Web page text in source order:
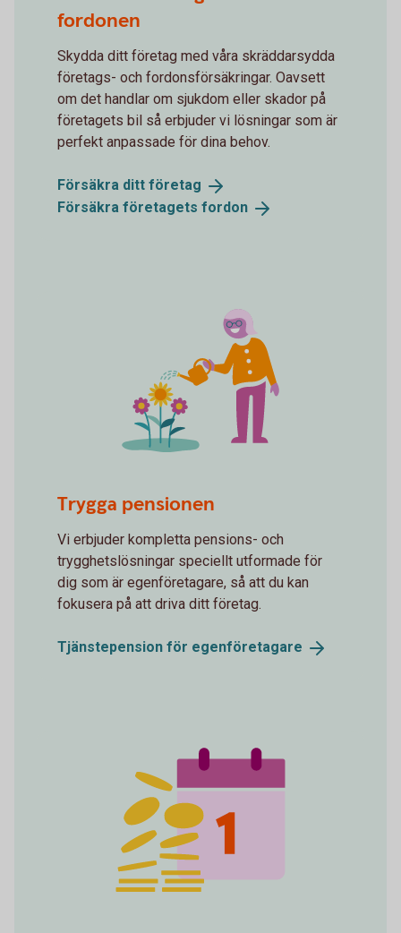
fordonen
Skydda ditt företag med våra skräddarsydda
företags- och fordonsförsäkringar. Oavsett
om det handlar om sjukdom eller skador på
företagets bil så erbjuder vi lösningar som är
perfekt anpassade för dina behov.
Försäkra ditt företag
Försäkra företagets fordon
Trygga pensionen
Vi erbjuder kompletta pensions- och
trygghetslösningar speciellt utformade för
dig som är egenföretagare, så att du kan
fokusera på att driva ditt företag.
Tjänstepension för egenföretagare